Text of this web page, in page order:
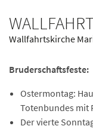
Wallfahrtskirche
Bruderschaftsfeste:
Ostermontag:
Totenbundes mit
Der vierte